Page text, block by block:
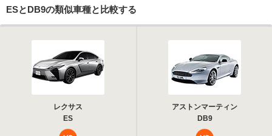
ESとDB9の類似車種と比較する
レクサス
ES
アストンマーティン
DB9